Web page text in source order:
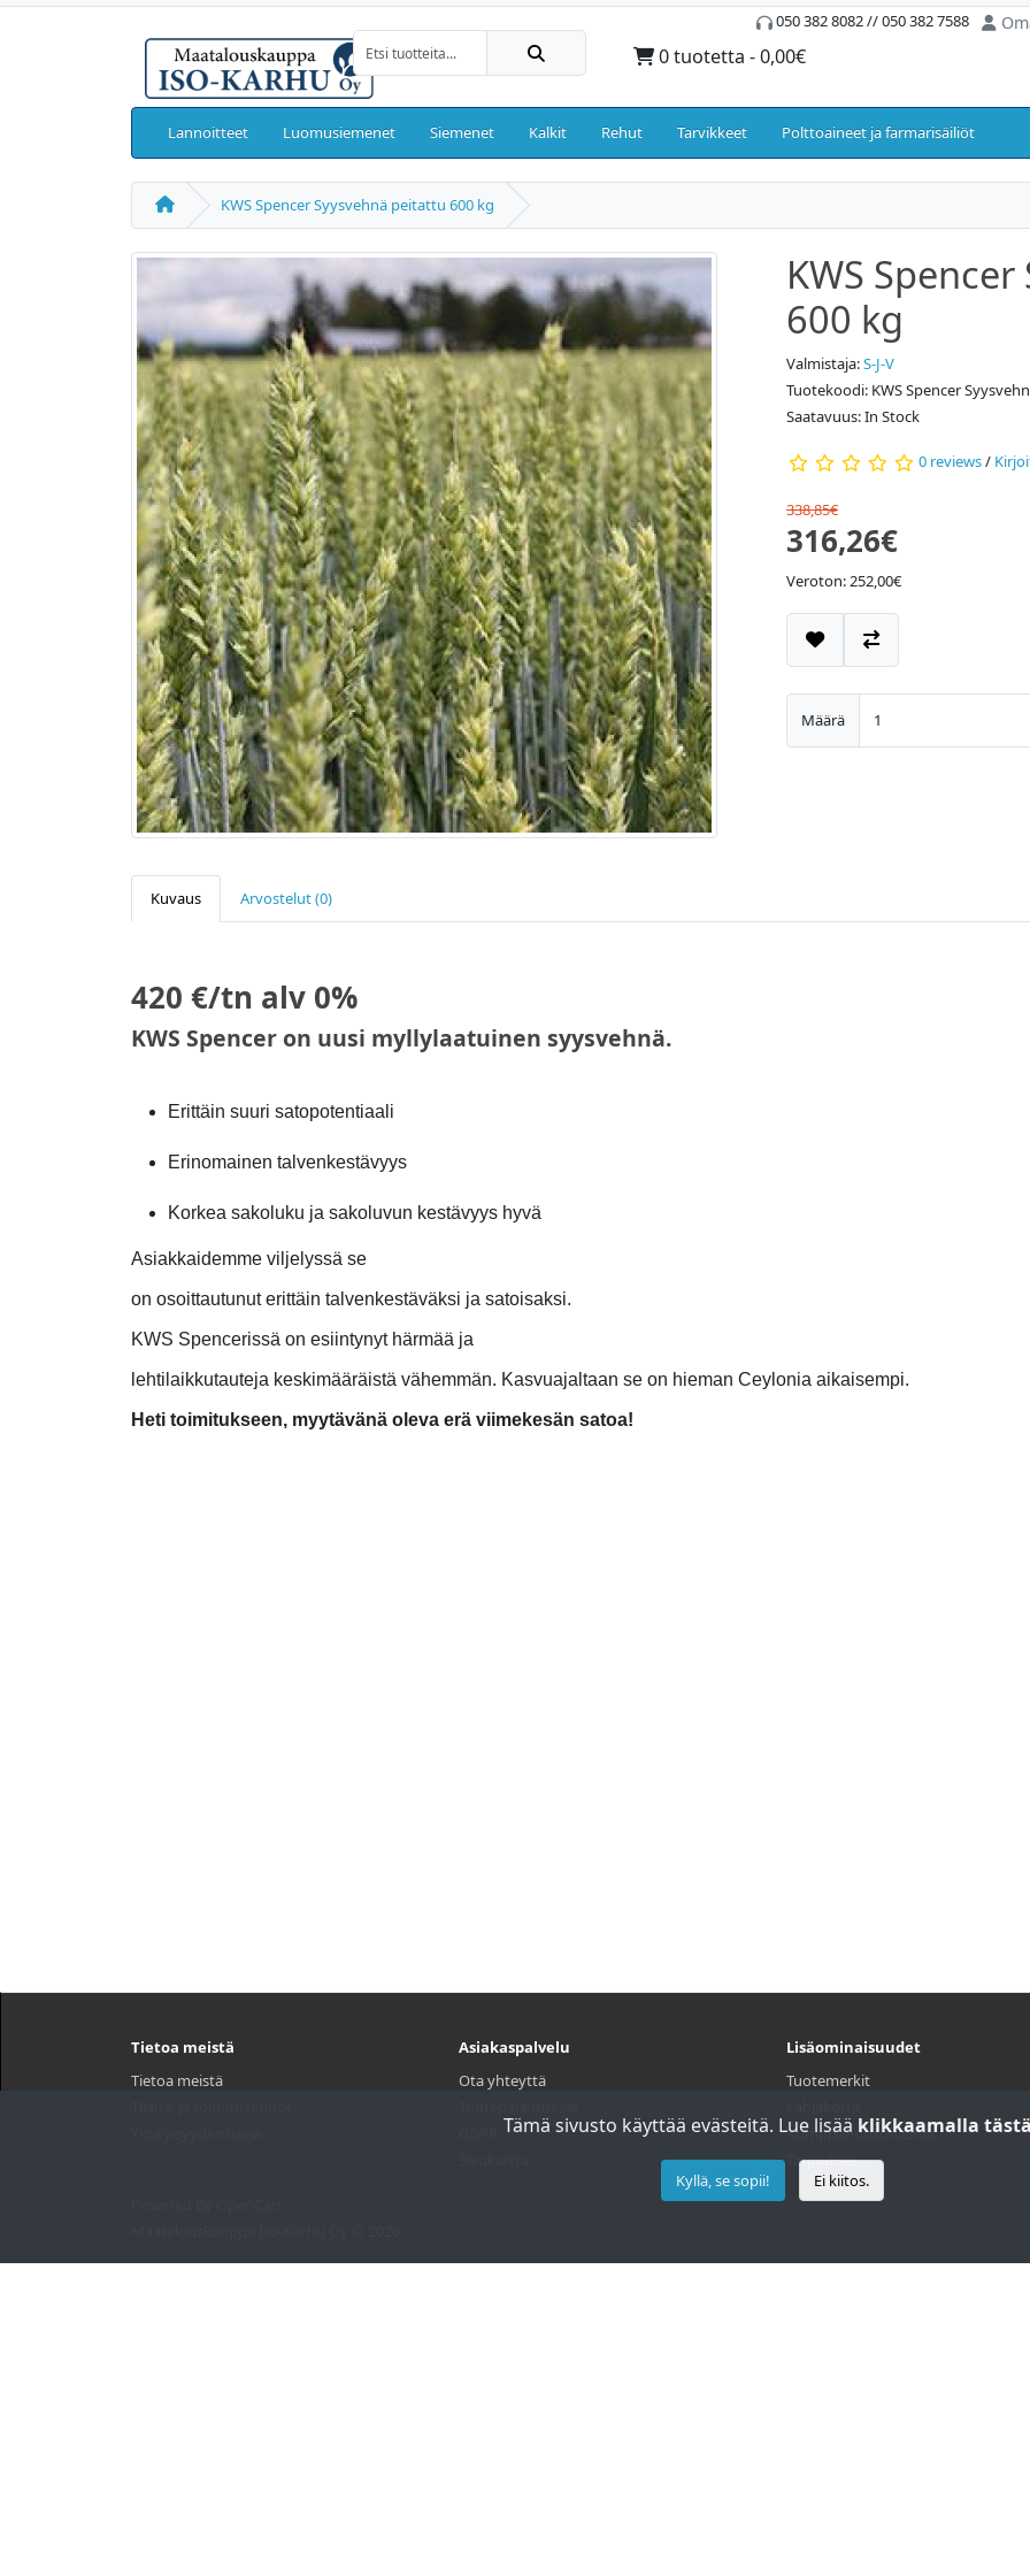
050 382 8082 // 050 382 7588
0 tuotetta - 0,00€
Lannoitteet Luomusiemenet Siemenet Kalkit Rehut Tarvikkeet Polttoaineet ja farmarisäiliöt
KWS Spencer Syysvehnä peitattu 600 kg
KWS
600 kg
Valmistaja:S-J-V
Tuotekoodi: KWS Spencer
Saatavuus: In Stock
0 reviews/
338,85€
316,26€
Veroton: 252,00€
Määrä
Kuvaus Arvostelut (0)
420 €/tn alv 0%
KWS Spencer on uusi myllylaatuinen syysvehnä.
Erittäin suuri satopotentiaali
Erinomainen talvenkestävyys
Korkea sakoluku ja sakoluvun kestävyys hyvä
Asiakkaidemme viljelyssä se
on osoittautunut erittäin talvenkestäväksi ja satoisaksi.
KWS Spencerissä on esiintynyt härmää ja
lehtilaikkutauteja keskimääräistä vähemmän. Kasvuajaltaan se on hieman Ceylonia aikaisempi.
Heti toimitukseen, myytävänä oleva erä viimekesän satoa!
Tietoa meistä
Tietoa meistä
Asiakaspalvelu
Ota yhteyttä
Lisäominaisuudet
Tuotemerkit
Kumppanuusohjelma
Tarjoukset
Tämä sivusto käyttää evästeitä. Lue lisää klikkaamalla
Kyllä, se sopii! Ei kiitos.